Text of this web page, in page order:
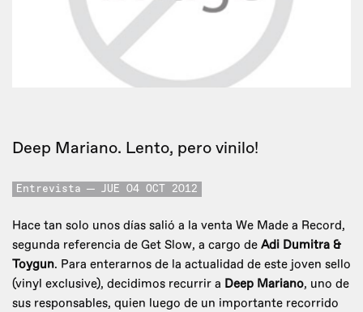
Deep Mariano. Lento, pero vinilo!
Entrevista JUE 04 OCT 2012
Hace tan solo unos días salió a la venta We Made a Record,
segunda referencia de Get Slow, a cargo de Adi Dumitra &
Toygun. Para enterarnos de la actualidad de este joven sello
(vinyl exclusive), decidimos recurrir a Deep Mariano, uno de
sus responsables, quien luego de un importante recorrido